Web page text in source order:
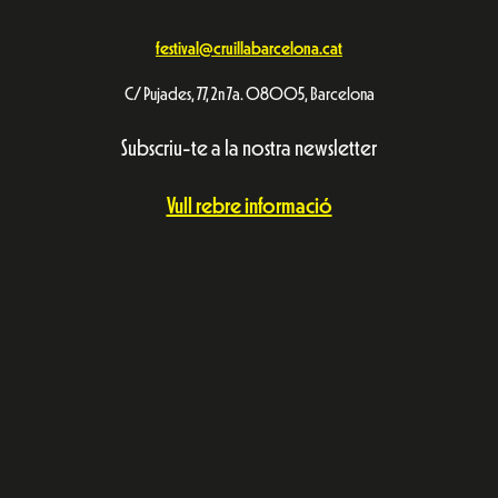
festival@cruillabarcelona.cat
C/ Pujades, 77, 2n 7a. 08005, Barcelona
Subscriu-te a la nostra newsletter
Vull rebre informació